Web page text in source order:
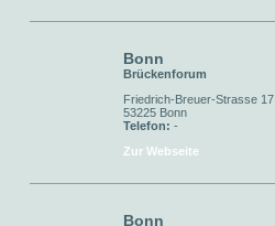
Bonn
Brückenforum
Friedrich-Breuer-Strasse 17
53225 Bonn
Telefon: -
Zur Webseite
Bonn